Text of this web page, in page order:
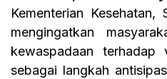
Kementerian
mengingatkan
kewaspadaan
sebagai langkah